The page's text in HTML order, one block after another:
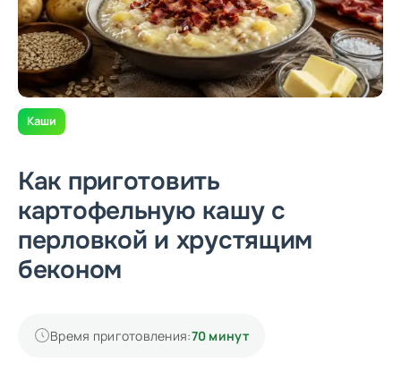
Каши
Как приготовить
картофельную кашу с
перловкой и хрустящим
беконом
Время приготовления:70 минут